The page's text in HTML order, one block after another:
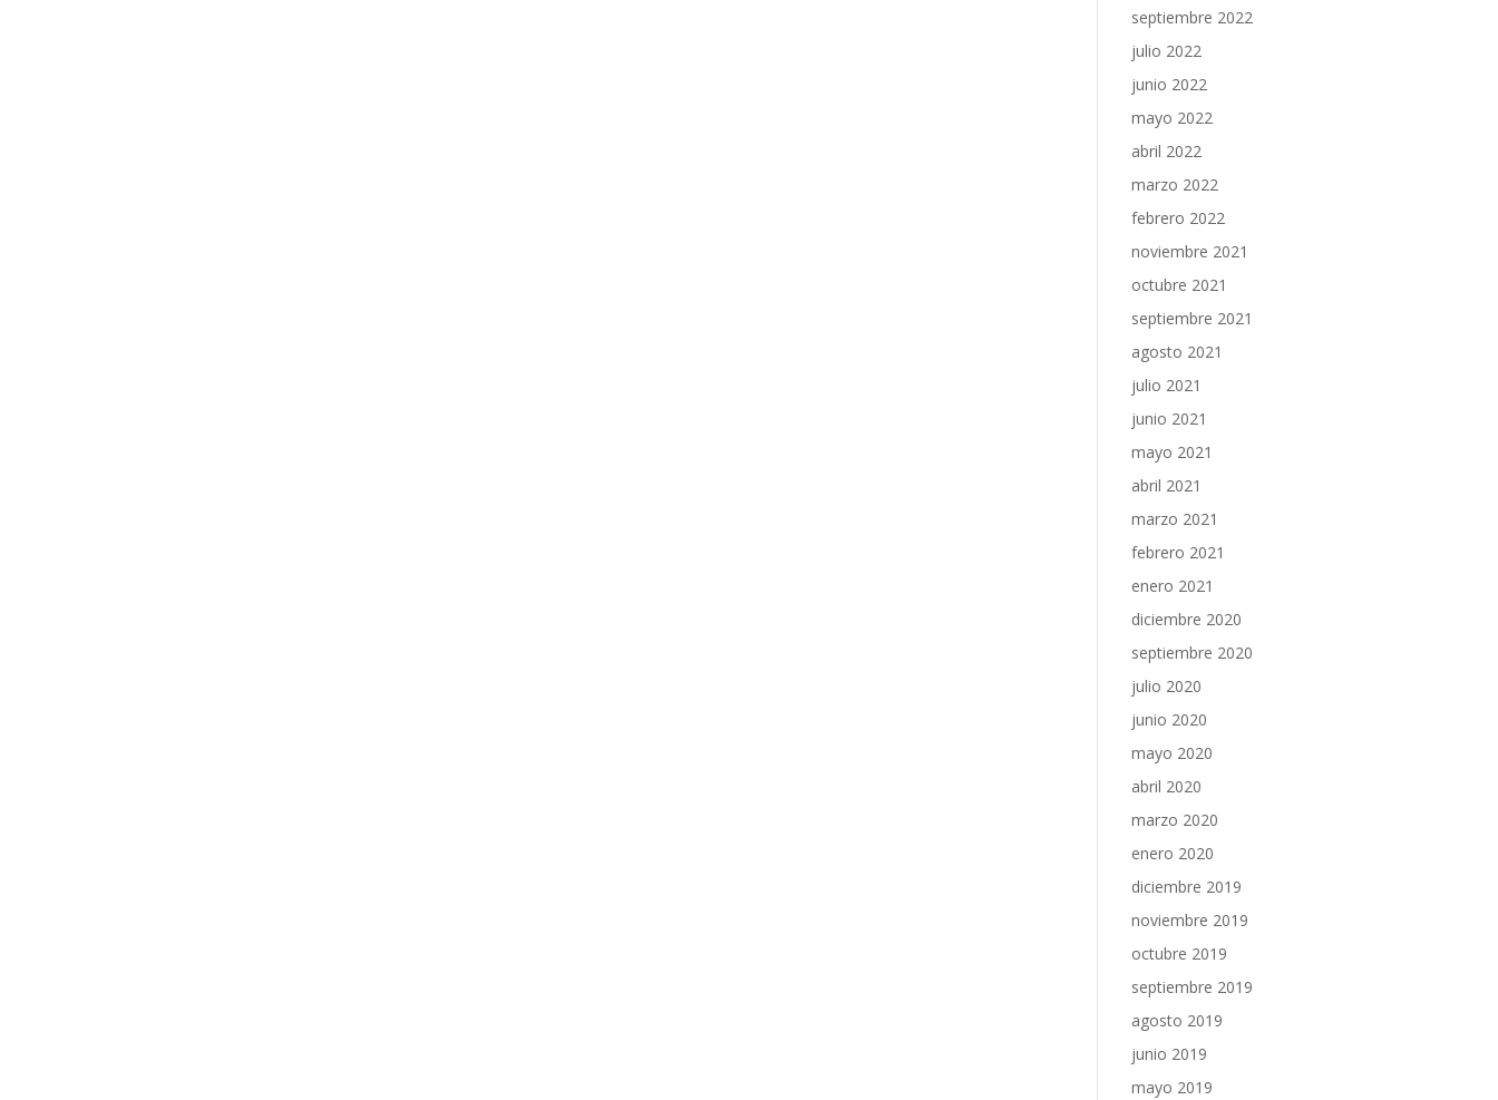
septiembre 2022
julio 2022
junio 2022
mayo 2022
abril 2022
marzo 2022
febrero 2022
noviembre 2021
octubre 2021
septiembre 2021
agosto 2021
julio 2021
junio 2021
mayo 2021
abril 2021
marzo 2021
febrero 2021
enero 2021
diciembre 2020
septiembre 2020
julio 2020
junio 2020
mayo 2020
abril 2020
marzo 2020
enero 2020
diciembre 2019
noviembre 2019
octubre 2019
septiembre 2019
agosto 2019
junio 2019
mayo 2019